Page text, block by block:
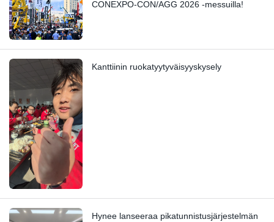
CONEXPO-CON/AGG 2026 -messuilla!
Kanttiinin ruokatyytyväisyyskysely
Hynee lanseeraa pikatunnistusjärjestelmän